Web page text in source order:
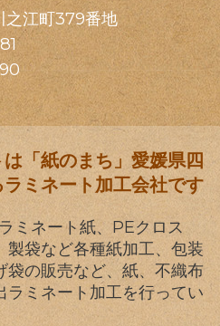
之江町379番地
「紙のまち」愛媛県四
ミネート加工会社です
ミネート紙、PEクロス
製袋など各種紙加工、包装
袋の販売など、紙、不織布
ラミネート加工を行ってい